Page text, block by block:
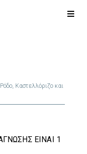
Καστελλόριζο και
ΕΊΝΑΙ 1